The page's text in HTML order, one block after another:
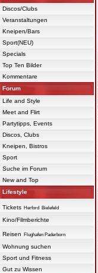
Discos/Clubs
Veranstaltungen
Kneipen/Bars
Sport(NEU)
Specials
Top Ten Bilder
Kommentare
Forum
Life and Style
Meet and Flirt
Partytipps, Events
Discos, Clubs
Kneipen, Bistros
Sport
Suche im Forum
New and Top
Lifestyle
Tickets Herford Bielefeld
Kino/Filmberichte
Reisen Flughafen Paderborn
Wohnung suchen
Sport und Fitness
Gut zu Wissen